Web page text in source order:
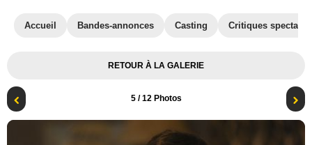
Accueil Bandes-annonces Casting Critiques
RETOUR À LA GALERIE
5/ 12 Photos